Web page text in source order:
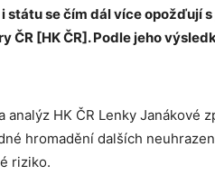
se čím dál více opožďují
ČR [HK ČR]. Podle jeho
HK ČR Lenky Janákové
hromadění dalších
riziko.